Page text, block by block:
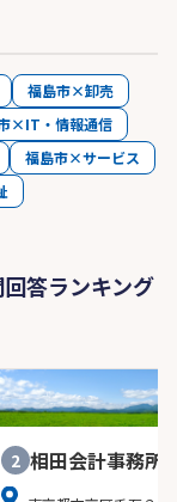
福島市×卸売
×IT・情報通信
福島市×サービス
答ランキング
2 相田会計事務所